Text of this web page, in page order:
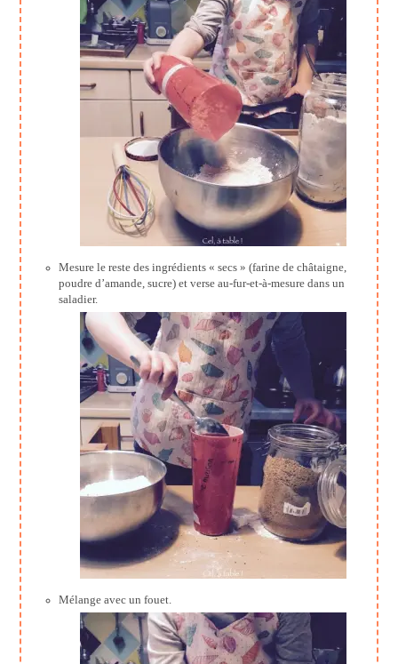
Mesure le reste des ingrédients « secs » (farine de châtaigne,
poudre d’amande, sucre) et verse au-fur-et-à-mesure dans un
saladier.
Mélange avec un fouet.